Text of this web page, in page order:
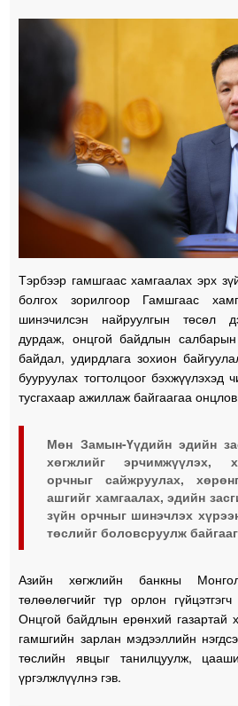
Тэрбээр гамшгаас хамгаалах эрх
болгох зорилгоор Гамшгаас
шинэчилсэн найруулгын төсөл
дурдаж, онцгой байдлын салбарын
байдал, удирдлага зохион
бууруулах тогтолцоог бэхжүүлэхэд
тусгахаар ажиллаж байгаагаа
Мөн Замын-Үүдийн эдийн
хөгжлийг эрчимжүүлэх,
орчныг сайжруулах,
ашгийг хамгаалах, эдийн
зүйн орчныг шинэчлэх
төслийг боловсруулж
Азийн хөгжлийн банкны
төлөөлөгчийг түр орлон
Онцгой байдлын ерөнхий газартай
гамшгийн зарлан мэдээллийн
төслийн явцыг танилцуулж,
үргэлжлүүлнэ гэв.